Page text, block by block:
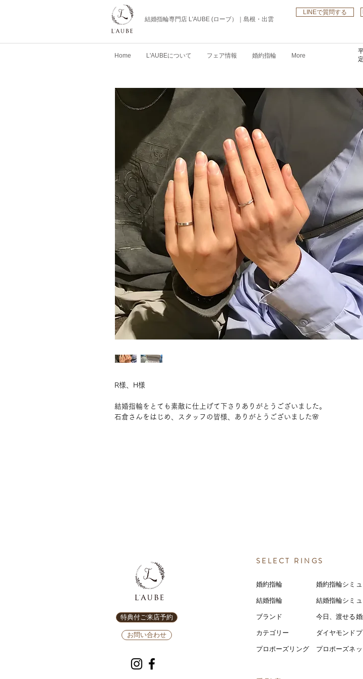
結婚指輪専門店 L'AUBE (ローブ）｜島根・出雲
LINEで質問する
Home L'AUBEについて フェア情報 婚約指輪 More
R様、H様
結婚指輪をとても素敵に仕上げて下さりありがとうございました。
石倉さんをはじめ、スタッフの皆様、ありがとうございました🌸
特典付ご来店予約
お問い合わせ
SELECT RINGS
婚約指輪
結婚指輪
ブランド
カテゴリー
プロポーズリング
婚約指輪シミ
結婚指輪シミ ュ
今日、渡せる
ダイヤモンド
プロポーズネ